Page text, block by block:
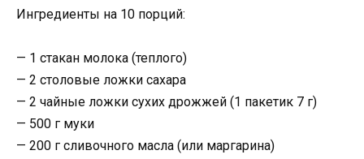
Ингредиенты на 10 порций:
— 1 стакан молока (теплого)
— 2 столовые ложки сахара
— 2 чайные ложки сухих дрожжей (1 пакетик 7 г)
— 500 г муки
— 200 г сливочного масла (или маргарина)